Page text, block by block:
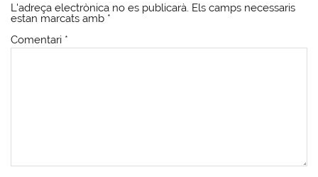
L'adreça electrònica no es publicarà. Els camps necessaris
estan marcats amb *
Comentari *